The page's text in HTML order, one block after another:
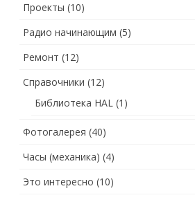
Проекты (10)
Радио начинающим (5)
Ремонт (12)
Справочники (12)
Библиотека HAL (1)
Фотогалерея (40)
Часы (механика) (4)
Это интересно (10)